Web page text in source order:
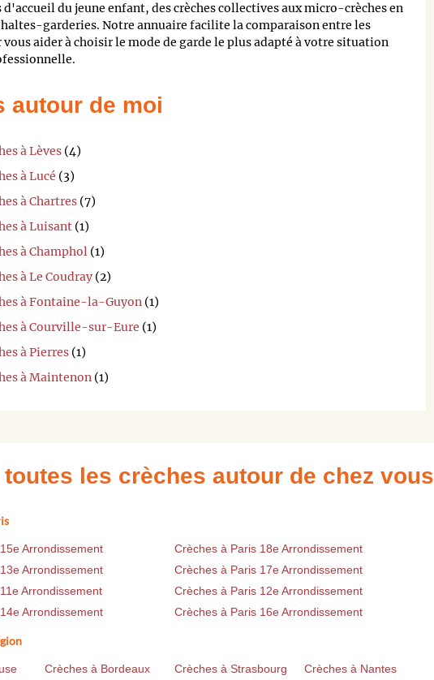
du jeune enfant, des crèches collectives aux micro-crèches en
haltes-garderies. Notre annuaire facilite la comparaison entre les
aider à choisir le mode de garde le plus adapté à votre situation
autour de moi
à Lèves (4)
à Lucé (3)
à Chartres (7)
à Luisant (1)
à Champhol (1)
à Le Coudray (2)
à Fontaine-la-Guyon (1)
à Courville-sur-Eure (1)
à Pierres (1)
à Maintenon (1)
les crèches autour de chez vous
Arrondissement
Crèches à Paris 18e Arrondissement
Arrondissement
Crèches à Paris 17e Arrondissement
Arrondissement
Crèches à Paris 12e Arrondissement
Arrondissement
Crèches à Paris 16e Arrondissement
Crèches à Bordeaux Crèches à Strasbourg
Crèches à Nantes